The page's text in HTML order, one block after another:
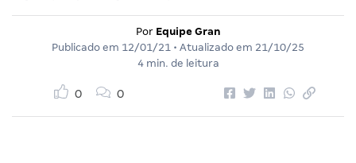
Por Equipe Gran
Publicado em 12/01/21 • Atualizado em 21/10/25
4 min. de leitura
0 0